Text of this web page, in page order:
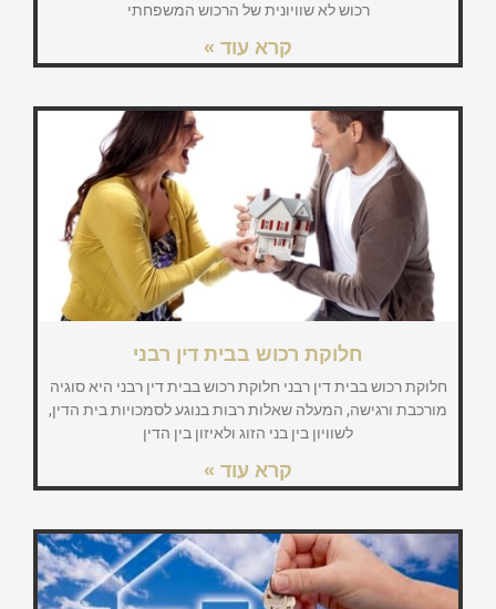
רכוש לא שוויונית של הרכוש המשפחתי
קרא עוד »
חלוקת רכוש בבית דין רבני
חלוקת רכוש בבית דין רבני חלוקת רכוש בבית דין רבני היא סוגיה
מורכבת ורגישה, המעלה שאלות רבות בנוגע לסמכויות בית הדין,
לשוויון בין בני הזוג ולאיזון בין הדין
קרא עוד »